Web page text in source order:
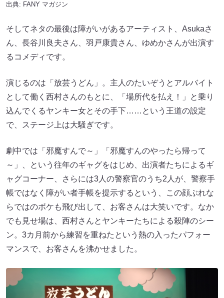
出典: FANY マガジン
そしてネタの最後は障がいがあるアーティスト、Asukaさ
ん、長谷川良夫さん、羽戸康貴さん、ゆめかさんが出演す
るコメディです。
演じるのは「放芸うどん」。主人のたいぞうとアルバイト
として働く西村さんのもとに、「場所代を払え！」と乗り
込んでくるヤンキー女とその手下……という王道の設定
で、ステージ上は大騒ぎです。
劇中では「邪魔すんで～」「邪魔すんのやったら帰って
～」、という往年のギャグをはじめ、出演者たちによるギ
ャグコーナー、さらには3人の警察官のうち2人が、警察手
帳ではなく障がい者手帳を提示するという、この顔ぶれな
らではのボケも飛び出して、お客さんは大笑いです。なか
でも見せ場は、西村さんとヤンキーたちによる殺陣のシー
ン。3カ月前から練習を重ねたという熱の入ったパフォー
マンスで、お客さんを沸かせました。